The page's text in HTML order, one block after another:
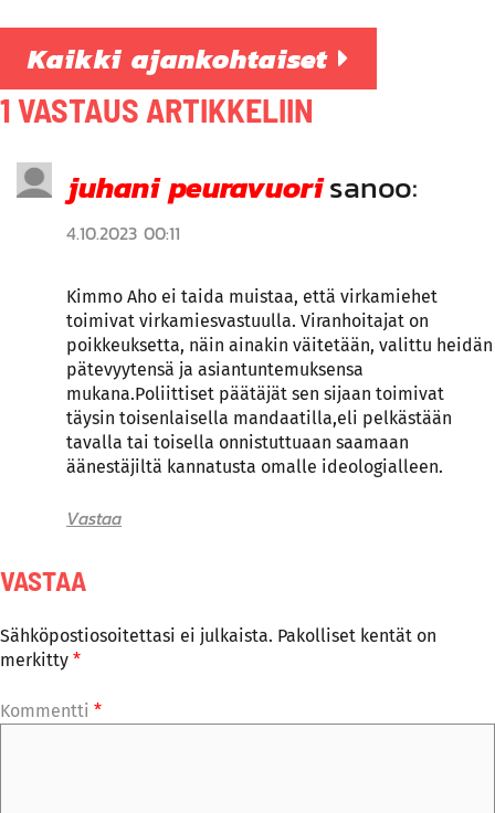
Kaikki ajankohtaiset
1 VASTAUS ARTIKKELIIN
juhani peuravuorisanoo:
4.10.2023 00:11
Kimmo Aho ei taida muistaa, että virkamiehet
toimivat virkamiesvastuulla. Viranhoitajat on
poikkeuksetta, näin ainakin väitetään, valittu heidän
pätevyytensä ja asiantuntemuksensa
mukana.Poliittiset päätäjät sen sijaan toimivat
täysin toisenlaisella mandaatilla,eli pelkästään
tavalla tai toisella onnistuttuaan saamaan
äänestäjiltä kannatusta omalle ideologialleen.
Vastaa
VASTAA
Sähköpostiosoitettasi ei julkaista. Pakolliset kentät on
merkitty *
Kommentti *